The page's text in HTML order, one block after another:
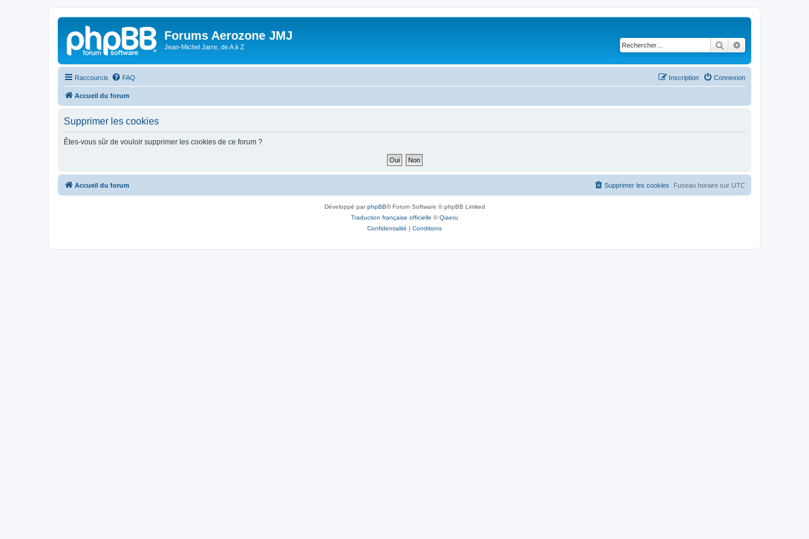
Forums Aerozone JMJ
Jean-Michel Jarre, de A à Z Rechercher
Raccourcis FAQ Connexion
Inscription
Accueil du forum
Supprimer les cookies
Êtes-vous sûr de vouloir supprimer les cookies de ce forum ?
Accueil du forum Fuseau horaire sur UTC
Supprimer les cookies
Développé parphpBB® Forum Software © phpBB Limited
Traduction française officielle ©Qiaeru
Confidentialité | Conditions